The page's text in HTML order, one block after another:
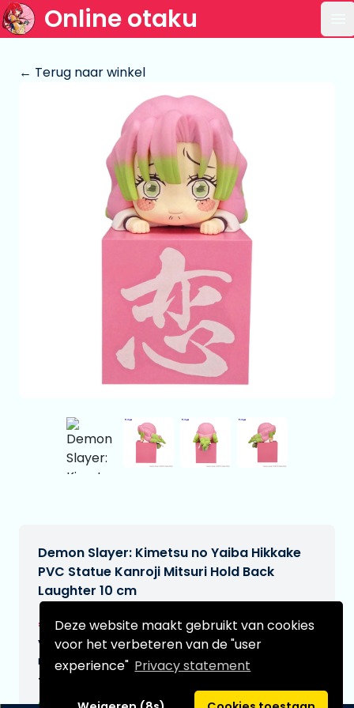
Deze website maakt gebruikt van cookies
voor het verbeteren van de "user
experience" Privacy statement
Online otaku
← Terug naar winkel
Demon Slayer: Kimetsu no Yaiba Hikkake
PVC Statue Kanroji Mitsuri Hold Back
Laughter 10 cm
€26,90[Onder voorbehoud]
Verwachtte leverdatum:
n.v.t.
Type: